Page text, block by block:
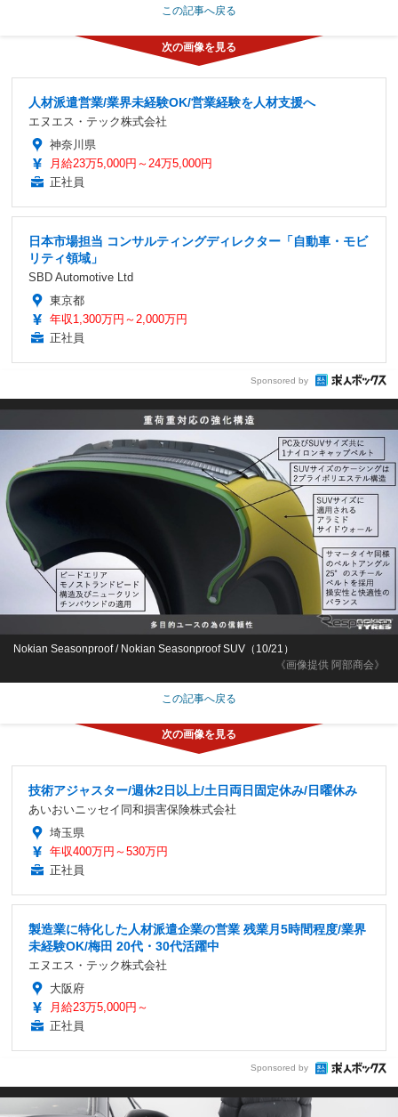
この記事へ戻る
人材派遣営業/業界未経験OK/営業経験を人材支援へ
エヌエス・テック株式会社
神奈川県
月給23万5,000円～24万5,000円
正社員
日本市場担当 コンサルティングディレクター「自動車・モビ
リティ領域」
SBD Automotive Ltd
東京都
年収1,300万円～2,000万円
正社員
Sponsored by
《画像提供 阿部商会》
Nokian Seasonproof / Nokian Seasonproof SUV（10/21）
この記事へ戻る
技術アジャスター/週休2日以上/土日両日固定休み/日曜休み
あいおいニッセイ同和損害保険株式会社
埼玉県
年収400万円～530万円
正社員
製造業に特化した人材派遣企業の営業 残業月5時間程度/業界
未経験OK/梅田 20代・30代活躍中
エヌエス・テック株式会社
大阪府
月給23万5,000円～
正社員
Sponsored by